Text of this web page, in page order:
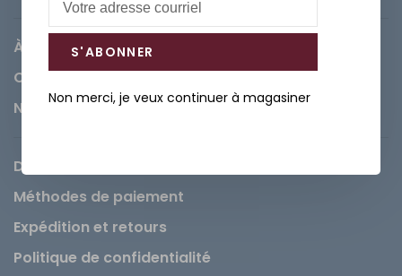
À propos de Léopold
Carrières
Nous contacter
Demande de service
Méthodes de paiement
Expédition et retours
Politique de confidentialité
S'ABONNER
Non merci, je veux continuer à magasiner